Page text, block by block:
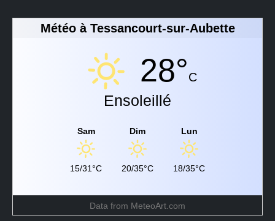
Météo à Tessancourt-sur-Aubette
28°C
Ensoleillé
Sam
15/31°C
Dim
20/35°C
Lun
18/35°C
Data from MeteoArt.com